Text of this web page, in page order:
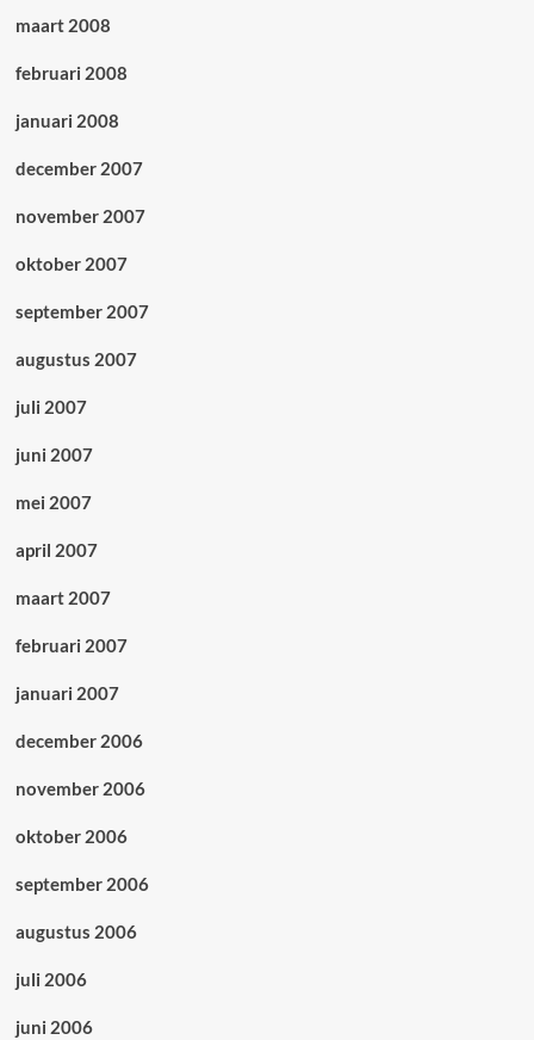
maart 2008
februari 2008
januari 2008
december 2007
november 2007
oktober 2007
september 2007
augustus 2007
juli 2007
juni 2007
mei 2007
april 2007
maart 2007
februari 2007
januari 2007
december 2006
november 2006
oktober 2006
september 2006
augustus 2006
juli 2006
juni 2006